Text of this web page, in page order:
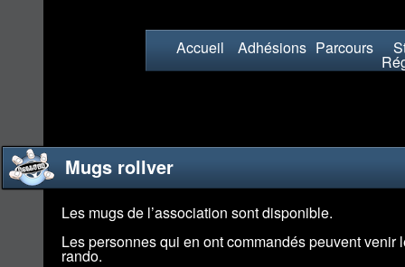
Accueil Adhésions Parcours
Mugs rollver
Les mugs de l’association sont disponible.
Les personnes qui en ont commandés peuvent
rando.